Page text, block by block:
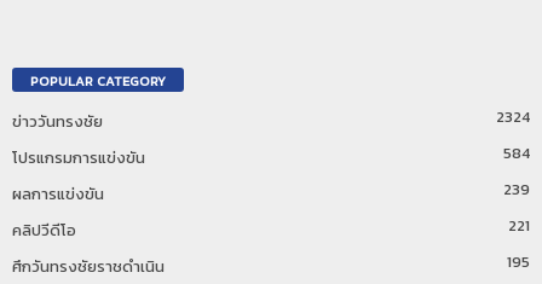
POPULAR CATEGORY
ข่าววันทรงชัย
2324
โปรแกรมการแข่งขัน
584
ผลการแข่งขัน
239
คลิปวีดีโอ
221
ศึกวันทรงชัยราชดำเนิน
195